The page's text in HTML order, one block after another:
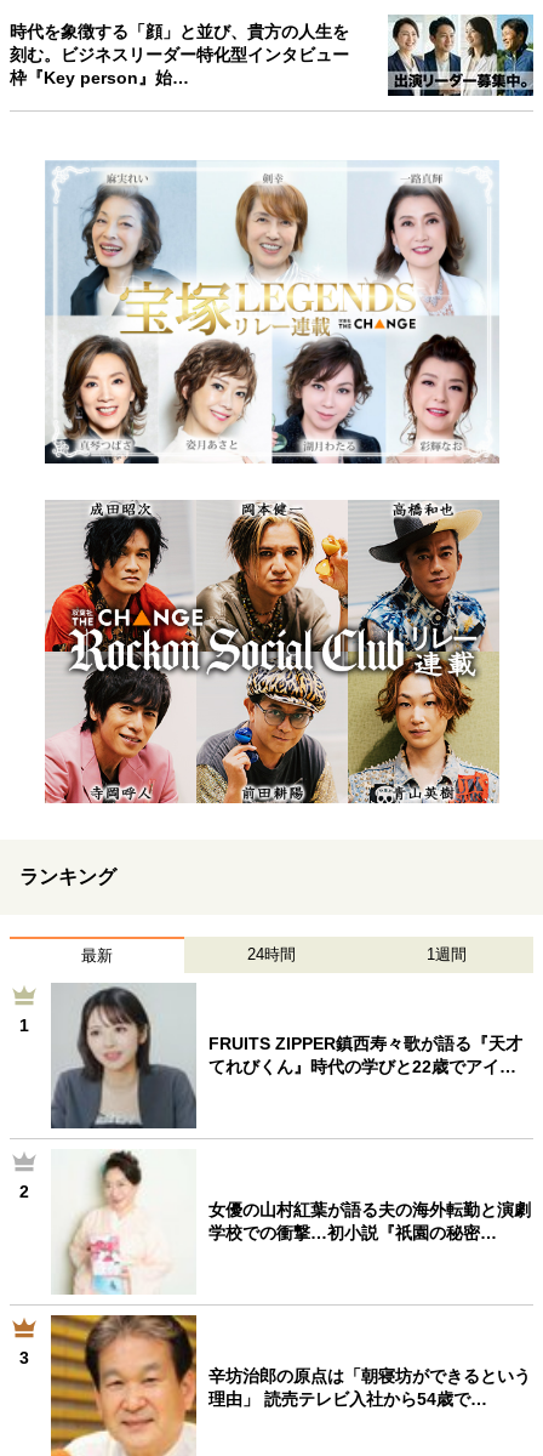
時代を象徴する「顔」と並び、貴方の人生を
刻む。ビジネスリーダー特化型インタビュー
枠『Key person』始…
ランキング
最新 24時間 1週間
1
FRUITS ZIPPER鎮西寿々歌が語る『天才
てれびくん』時代の学びと22歳でアイ…
2
女優の山村紅葉が語る夫の海外転勤と演劇
学校での衝撃…初小説『祇園の秘密…
3
辛坊治郎の原点は「朝寝坊ができるという
理由」 読売テレビ入社から54歳で…